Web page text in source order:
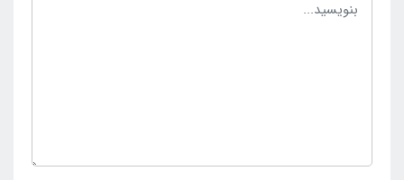
زیباترین حالت ممکن را ایجاد سازد. این محصول زیبا دارای